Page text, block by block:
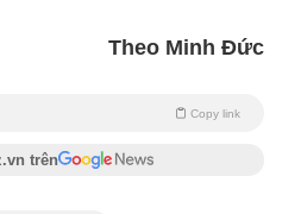
Theo Minh Đức
Copy link
trên